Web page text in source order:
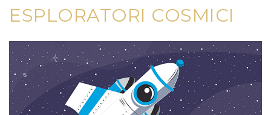
ESPLORATORI COSMICI